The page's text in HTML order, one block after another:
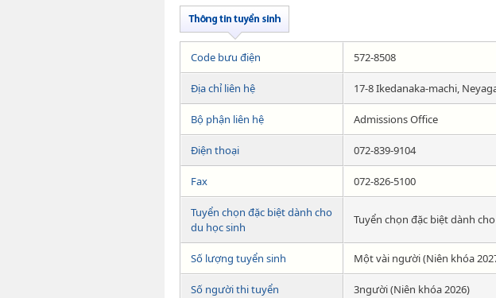
Code bưu điện 572-8508
Địa chỉ liên hệ 17-8 Ikedanaka-machi,
Bộ phận liên hệ Admissions Office
Điện thoại 072-839-9104
Fax 072-826-5100
Tuyển chọn đặc biệt dành cho
du học sinh
Tuyển chọn đặc biệt dành
Số lượng tuyển sinh Một vài người (Niên khóa
Số người thi tuyển 3người (Niên khóa 2026)